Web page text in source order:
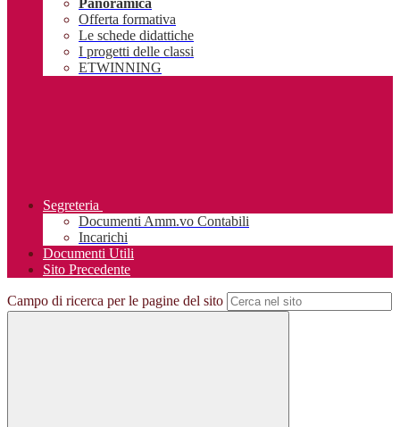
Panoramica
Offerta formativa
Le schede didattiche
I progetti delle classi
ETWINNING
Segreteria
Documenti Amm.vo Contabili
Incarichi
Documenti Utili
Sito Precedente
Campo di ricerca per le pagine del sito